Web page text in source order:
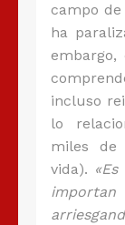
campo
ha
incluso
lo
miles de
vida).
importan